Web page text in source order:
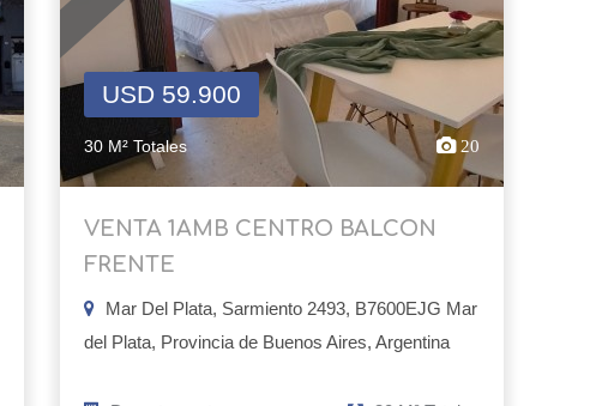
USD 59.900
30 M² Totales 20
VENTA 1AMB CENTRO BALCON
FRENTE
Mar Del Plata, Sarmiento 2493, B7600EJG Mar
del Plata, Provincia de Buenos Aires, Argentina